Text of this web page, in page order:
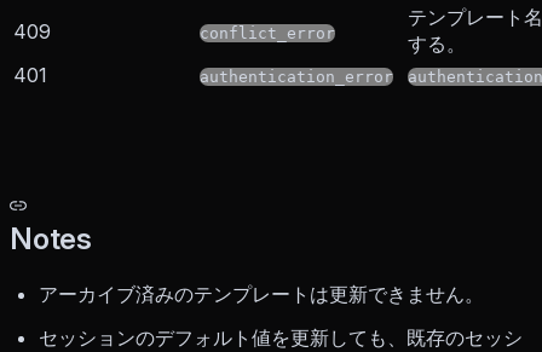
409
conflict_error
テンプレート
する。
401
authentication_error
Notes
アーカイブ済みのテンプレートは更新できません。
セッションのデフォルト値を更新しても、既存のセッシ